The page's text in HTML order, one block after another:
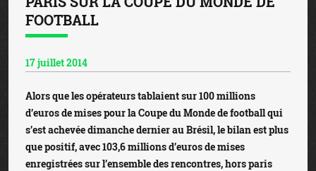
FOOTBALL
17 juillet 2014
Alors que les opérateurs tablaient sur 100 millions
d’euros de mises pour la Coupe du Monde de football qui
s’est achevée dimanche dernier au Brésil, le bilan est plus
que positif, avec 103,6 millions d’euros de mises
enregistrées sur l’ensemble des rencontres, hors paris